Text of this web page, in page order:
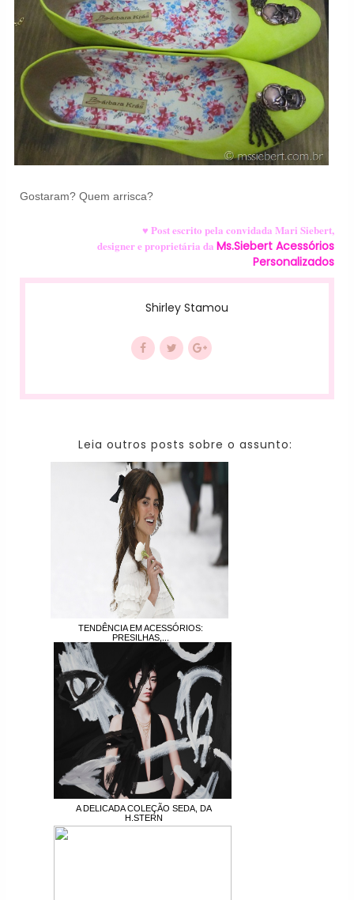
Gostaram? Quem arrisca?
♥ Post escrito pela convidada Mari Siebert,
designer e proprietária daMs.Siebert Acessórios
Personalizados
Shirley Stamou
Leia outros posts sobre o assunto:
TENDÊNCIA EM ACESSÓRIOS:
PRESILHAS,...
A DELICADA COLEÇÃO SEDA, DA
H.STERN